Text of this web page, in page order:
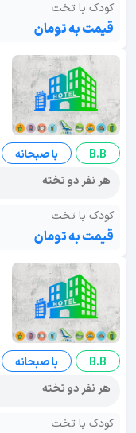
کودک با تخت
قیمت به تومان
B.B
با صبحانه
هر نفر دو تخته
کودک با تخت
قیمت به تومان
B.B
با صبحانه
هر نفر دو تخته
کودک با تخت